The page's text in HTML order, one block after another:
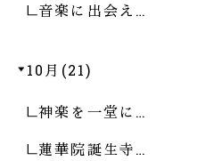
音楽に出会え…
10月(21)
神楽を一堂に…
蓮華院誕生寺…